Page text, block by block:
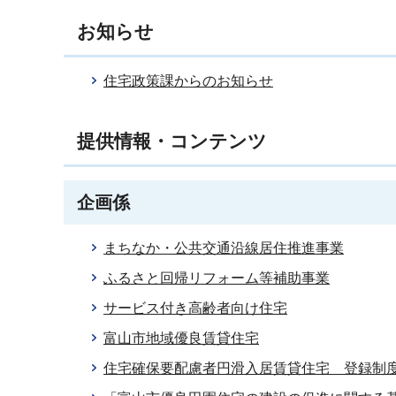
お知らせ
住宅政策課からのお知らせ
提供情報・コンテンツ
企画係
まちなか・公共交通沿線居住推進事業
ふるさと回帰リフォーム等補助事業
サービス付き高齢者向け住宅
富山市地域優良賃貸住宅
住宅確保要配慮者円滑入居賃貸住宅 登録制